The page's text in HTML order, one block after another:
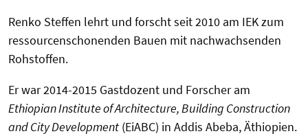
Renko Steffen lehrt und forscht seit 2010 am IEK zum
ressourcenschonenden Bauen mit nachwachsenden
Rohstoffen.
Er war 2014-2015 Gastdozent und Forscher am
Ethiopian Institute of Architecture, Building Construction
and City Development (EiABC) in Addis Abeba, Äthiopien.